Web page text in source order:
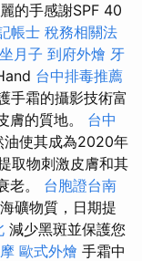
的手感謝SPF 40
帳士 稅務相關法
坐月子 到府外燴 牙
台中排毒推薦
手霜的攝影技術富
膚的質地。 台中
油使其成為2020年
取物刺激皮膚和其
老。 台胞證台南
礦物質，日期提
減少黑斑並保護您
歐式外燴 手霜中